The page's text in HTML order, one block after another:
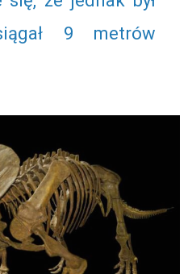
9 metrów